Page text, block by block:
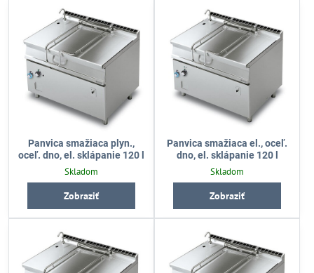
Panvica smažiaca plyn.,
oceľ. dno, el. sklápanie 120 l
Skladom
Zobraziť
Panvica smažiaca el., oceľ.
dno, el. sklápanie 120 l
Skladom
Zobraziť